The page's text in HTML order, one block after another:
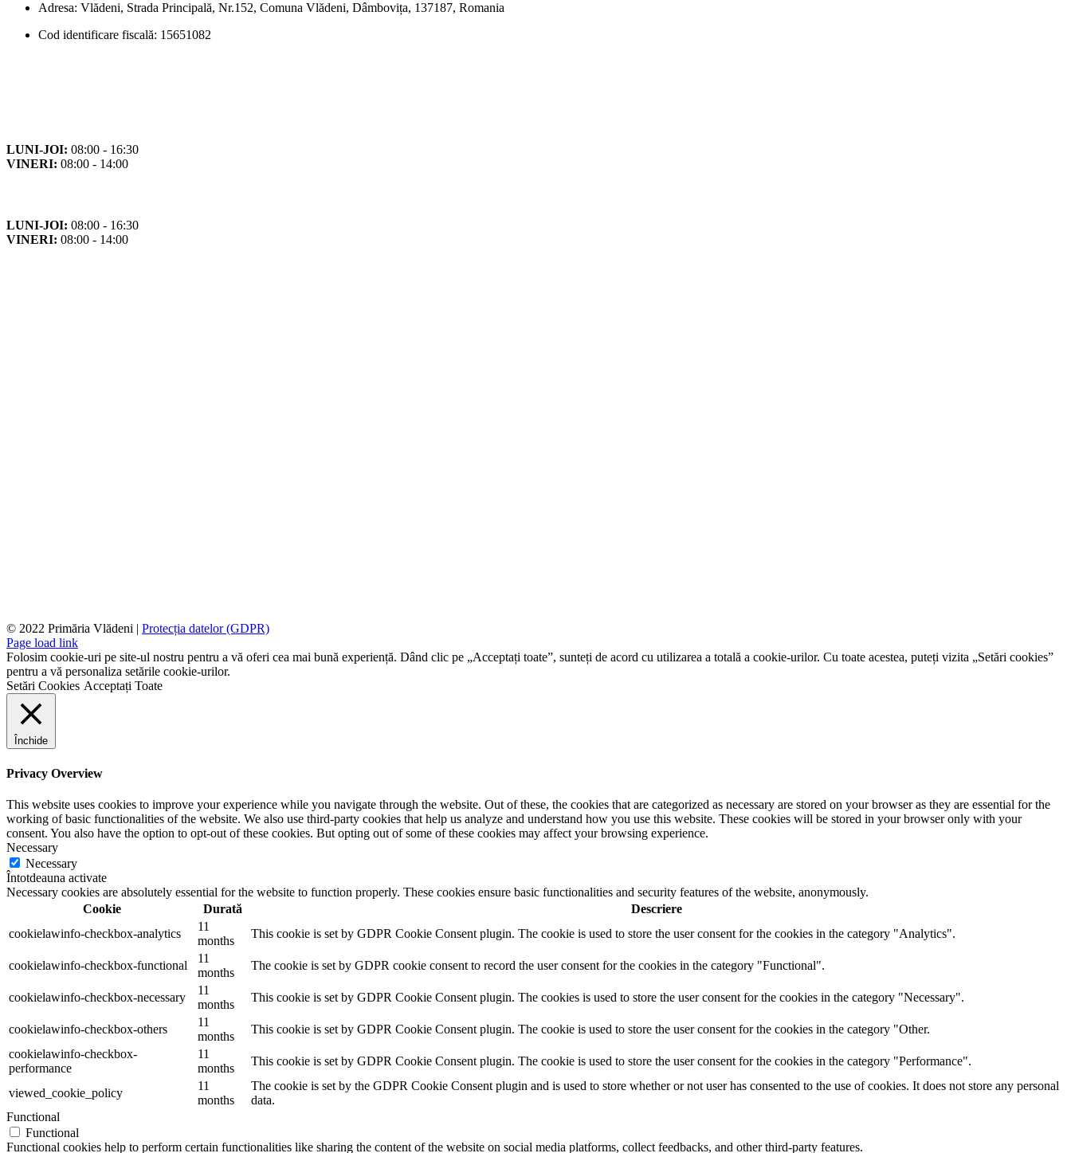
Adresa: Vlădeni, Strada Principală, Nr.152, Comuna Vlădeni, Dâmbovița, 137187, Romania
Cod identificare fiscală: 15651082
LUNI-JOI: 08:00 - 16:30
VINERI: 08:00 - 14:00
LUNI-JOI: 08:00 - 16:30
VINERI: 08:00 - 14:00
© 2022 Primăria Vlădeni | Protecția datelor (GDPR)
Page load link
Folosim cookie-uri pe site-ul nostru pentru a vă oferi cea mai bună experiență. Dând clic pe „Acceptați toate”, sunteți de acord cu utilizarea a totală a cookie-urilor. Cu toate acestea, puteți vizita „Setări cookies”
pentru a vă personaliza setările cookie-urilor.
Setări Cookies Acceptați Toate
Închide
Privacy Overview
This website uses cookies to improve your experience while you navigate through the website. Out of these, the cookies that are categorized as necessary are stored on your browser as they are essential for the
working of basic functionalities of the website. We also use third-party cookies that help us analyze and understand how you use this website. These cookies will be stored in your browser only with your
consent. You also have the option to opt-out of these cookies. But opting out of some of these cookies may affect your browsing experience.
Necessary
Necessary
Întotdeauna activate
Necessary cookies are absolutely essential for the website to function properly. These cookies ensure basic functionalities and security features of the website, anonymously.
Cookie
Durată
Descriere
cookielawinfo-checkbox-analytics
11
months
This cookie is set by GDPR Cookie Consent plugin. The cookie is used to store the user consent for the cookies in the category "Analytics".
cookielawinfo-checkbox-functional
11
months
The cookie is set by GDPR cookie consent to record the user consent for the cookies in the category "Functional".
cookielawinfo-checkbox-necessary
11
months
This cookie is set by GDPR Cookie Consent plugin. The cookies is used to store the user consent for the cookies in the category "Necessary".
cookielawinfo-checkbox-others
11
months
This cookie is set by GDPR Cookie Consent plugin. The cookie is used to store the user consent for the cookies in the category "Other.
cookielawinfo-checkbox-
performance
11
months
This cookie is set by GDPR Cookie Consent plugin. The cookie is used to store the user consent for the cookies in the category "Performance".
viewed_cookie_policy
11
months
The cookie is set by the GDPR Cookie Consent plugin and is used to store whether or not user has consented to the use of cookies. It does not store any personal
data.
Functional
Functional
Functional cookies help to perform certain functionalities like sharing the content of the website on social media platforms, collect feedbacks, and other third-party features.